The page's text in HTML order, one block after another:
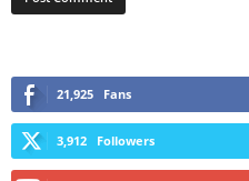
21,925 Fans
3,912 Followers